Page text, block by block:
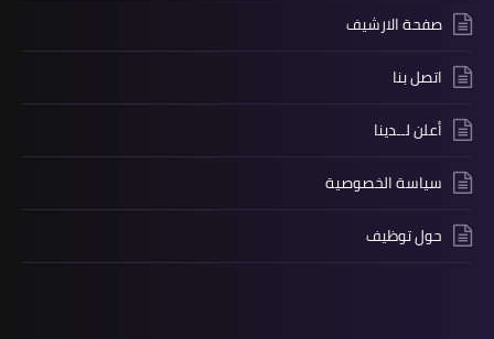
صفحة الارشيف
اتصل بنا
أعلن لــدينا
سياسة الخصوصية
حول توظيف